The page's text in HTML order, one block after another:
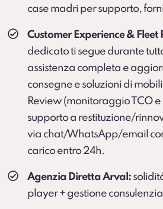
Scopri di più
case madri per supporto,
Customer Experience & Fleet
dedicato ti segue durante
assistenza completa e
consegne e soluzioni di
Review (monitoraggio TCO e
supporto a restituzione/
via chat/WhatsApp/email
carico entro 24h.
Agenzia Diretta Arval:
player + gestione